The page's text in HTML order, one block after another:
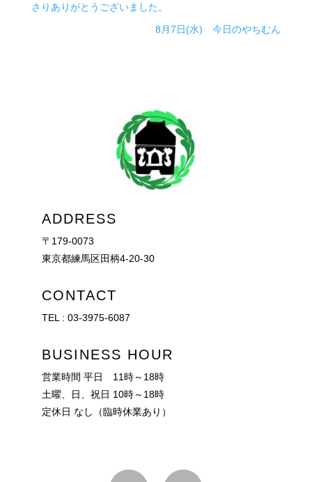
さりありがとうございました。
8月7日(水) 今日のやちむん
ADDRESS
〒179-0073
東京都練馬区田柄4-20-30
CONTACT
TEL : 03-3975-6087
BUSINESS HOUR
営業時間 平日 11時～18時
土曜、日、祝日 10時～18時
定休日 なし（臨時休業あり）